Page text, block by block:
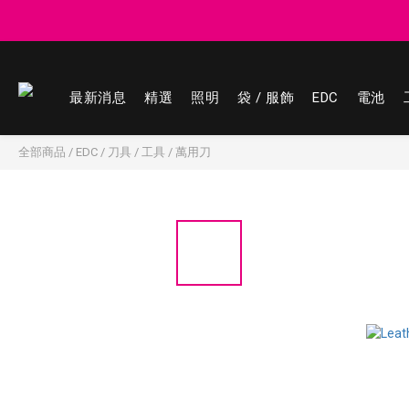
最新消息 精選 照明 袋 / 服飾 EDC 電池
全部商品 / EDC / 刀具 / 工具 / 萬用刀